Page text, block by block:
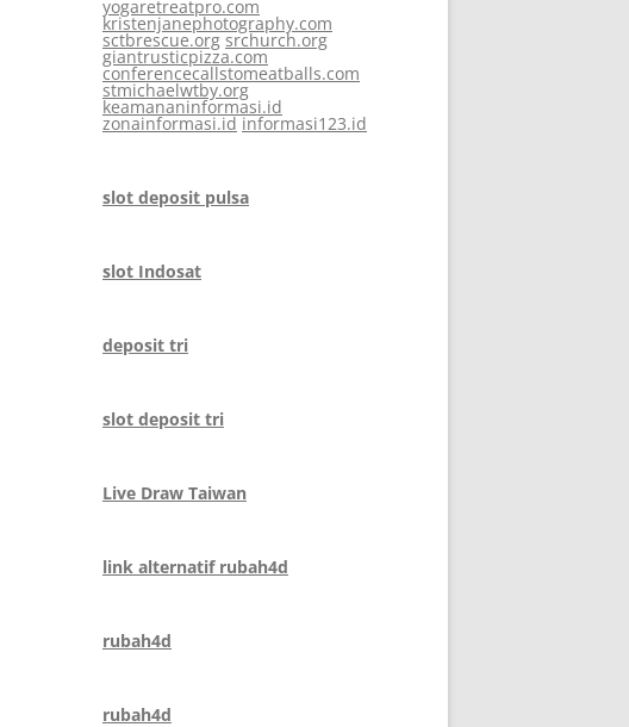
yogaretreatpro.com
kristenjanephotography.com
sctbrescue.org srchurch.org
giantrusticpizza.com
conferencecallstomeatballs.com
stmichaelwtby.org
keamananinformasi.id
zonainformasi.id informasi123.id
slot deposit pulsa
slot Indosat
deposit tri
slot deposit tri
Live Draw Taiwan
link alternatif rubah4d
rubah4d
rubah4d